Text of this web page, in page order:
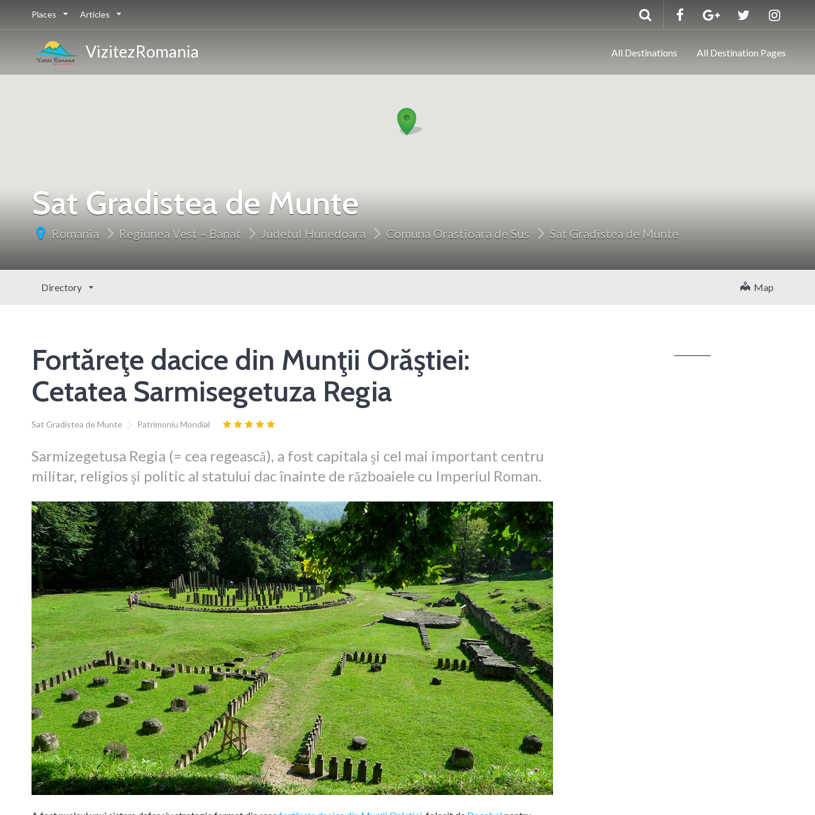
Places Articles
VizitezRomania All Destinations All Destination Pages
Sat Gradistea de Munte
Romania Regiunea Vest – Banat Judetul Hunedoara Comuna Orastioara de Sus Sat Gradistea de Munte
Directory Map
Fortăreţe dacice din Munţii Orăştiei:
Cetatea Sarmisegetuza Regia
Sat Gradistea de Munte Patrimoniu Mondial
Sarmizegetusa Regia (= cea regească), a fost capitala şi cel mai important centru
militar, religios şi politic al statului dac înainte de războaiele cu Imperiul Roman.